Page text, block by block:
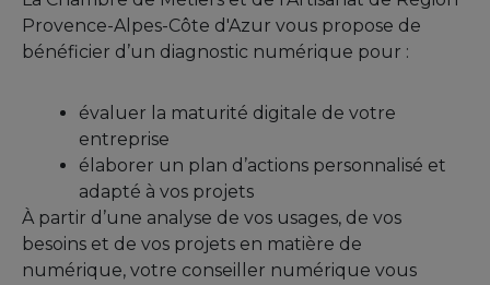
Provence-Alpes-Côte d'Azur vous propose de
bénéficier d’un diagnostic numérique pour :
évaluer la maturité digitale de votre
entreprise
élaborer un plan d’actions personnalisé et
adapté à vos projets
À partir d’une analyse de vos usages, de vos
besoins et de vos projets en matière de
numérique, votre conseiller numérique vous